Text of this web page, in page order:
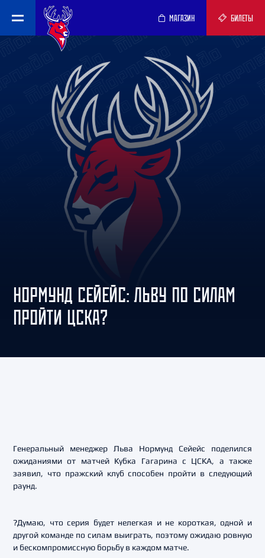
МАГАЗИН БИЛЕТЫ
НОРМУНД СЕЙЕЙС: ЛЬВУ ПО СИЛАМ
ПРОЙТИ ЦСКА?
Генеральный менеджер Льва Нормунд Сейейс поделился
ожиданиями от матчей Кубка Гагарина с ЦСКА, а также
заявил, что пражский клуб способен пройти в следующий
раунд.
?Думаю, что серия будет нелегкая и не короткая, одной и
другой команде по силам выиграть, поэтому ожидаю ровную
и бескомпромиссную борьбу в каждом матче.